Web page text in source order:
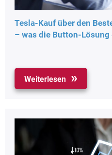
Tesla-Kauf über den
– was die Button-
Weiterlesen